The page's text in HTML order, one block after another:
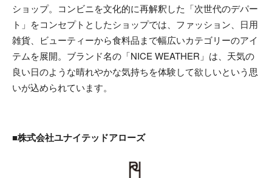
ショップ。コンビニを文化的に再解釈した「次世代のデパー
ト」をコンセプトとしたショップでは、ファッション、日用
雑貨、ビューティーから食料品まで幅広いカテゴリーのアイ
テムを展開。ブランド名の「NICE WEATHER」は、天気の
良い日のような晴れやかな気持ちを体験して欲しいという思
いが込められています。
■株式会社ユナイテッドアローズ